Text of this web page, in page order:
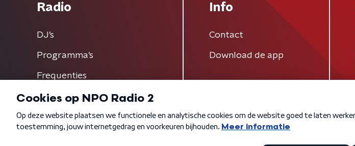
Radio
DJ’s
Programma's
Frequenties
Info
Contact
Download de app
Algemene voorwaarden Privacybeleid